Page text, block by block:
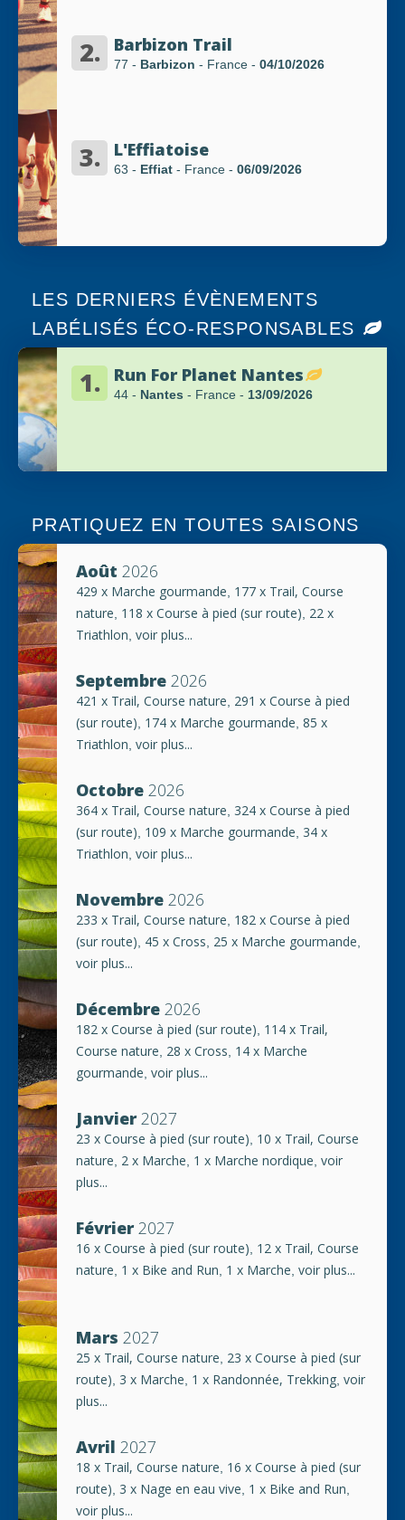
PLUS...
2. Barbizon Trail
77 - Barbizon - France - 04/10/2026
3. L'Effiatoise
63 - Effiat - France - 06/09/2026
LES DERNIERS ÉVÈNEMENTS
LABÉLISÉS ÉCO-RESPONSABLES
1. Run For Planet Nantes
44 - Nantes - France - 13/09/2026
PRATIQUEZ EN TOUTES SAISONS
Août 2026
429 x Marche gourmande 177 x Trail, Course
nature 118 x Course à pied (sur route) 22 x
Triathlon voir plus...
Septembre 2026
421 x Trail, Course nature 291 x Course à pied
(sur route) 174 x Marche gourmande 85 x
Triathlon voir plus...
Octobre 2026
364 x Trail, Course nature 324 x Course à pied
(sur route) 109 x Marche gourmande 34 x
Triathlon voir plus...
Novembre 2026
233 x Trail, Course nature 182 x Course à pied
(sur route) 45 x Cross 25 x Marche gourmande
voir plus...
Décembre 2026
182 x Course à pied (sur route) 114 x Trail,
Course nature 28 x Cross 14 x Marche
gourmande voir plus...
Janvier2027
23 x Course à pied (sur route) 10 x Trail, Course
nature 2 x Marche 1 x Marche nordique voir
plus...
Février2027
16 x Course à pied (sur route) 12 x Trail, Course
nature 1 x Bike and Run 1 x Marche voir plus...
Mars 2027
25 x Trail, Course nature 23 x Course à pied (sur
route) 3 x Marche 1 x Randonnée, Trekking voir
plus...
Avril 2027
18 x Trail, Course nature 16 x Course à pied (sur
route) 3 x Nage en eau vive 1 x Bike and Run
voir plus...